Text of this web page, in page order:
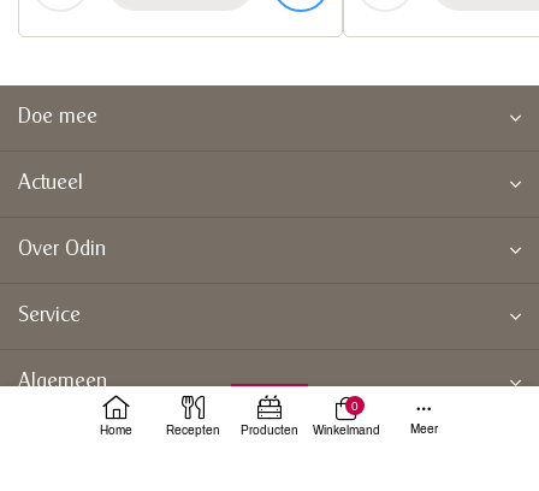
Doe mee
Actueel
Over Odin
Service
Algemeen
Home Recepten Producten
0
Winkelmand
Meer